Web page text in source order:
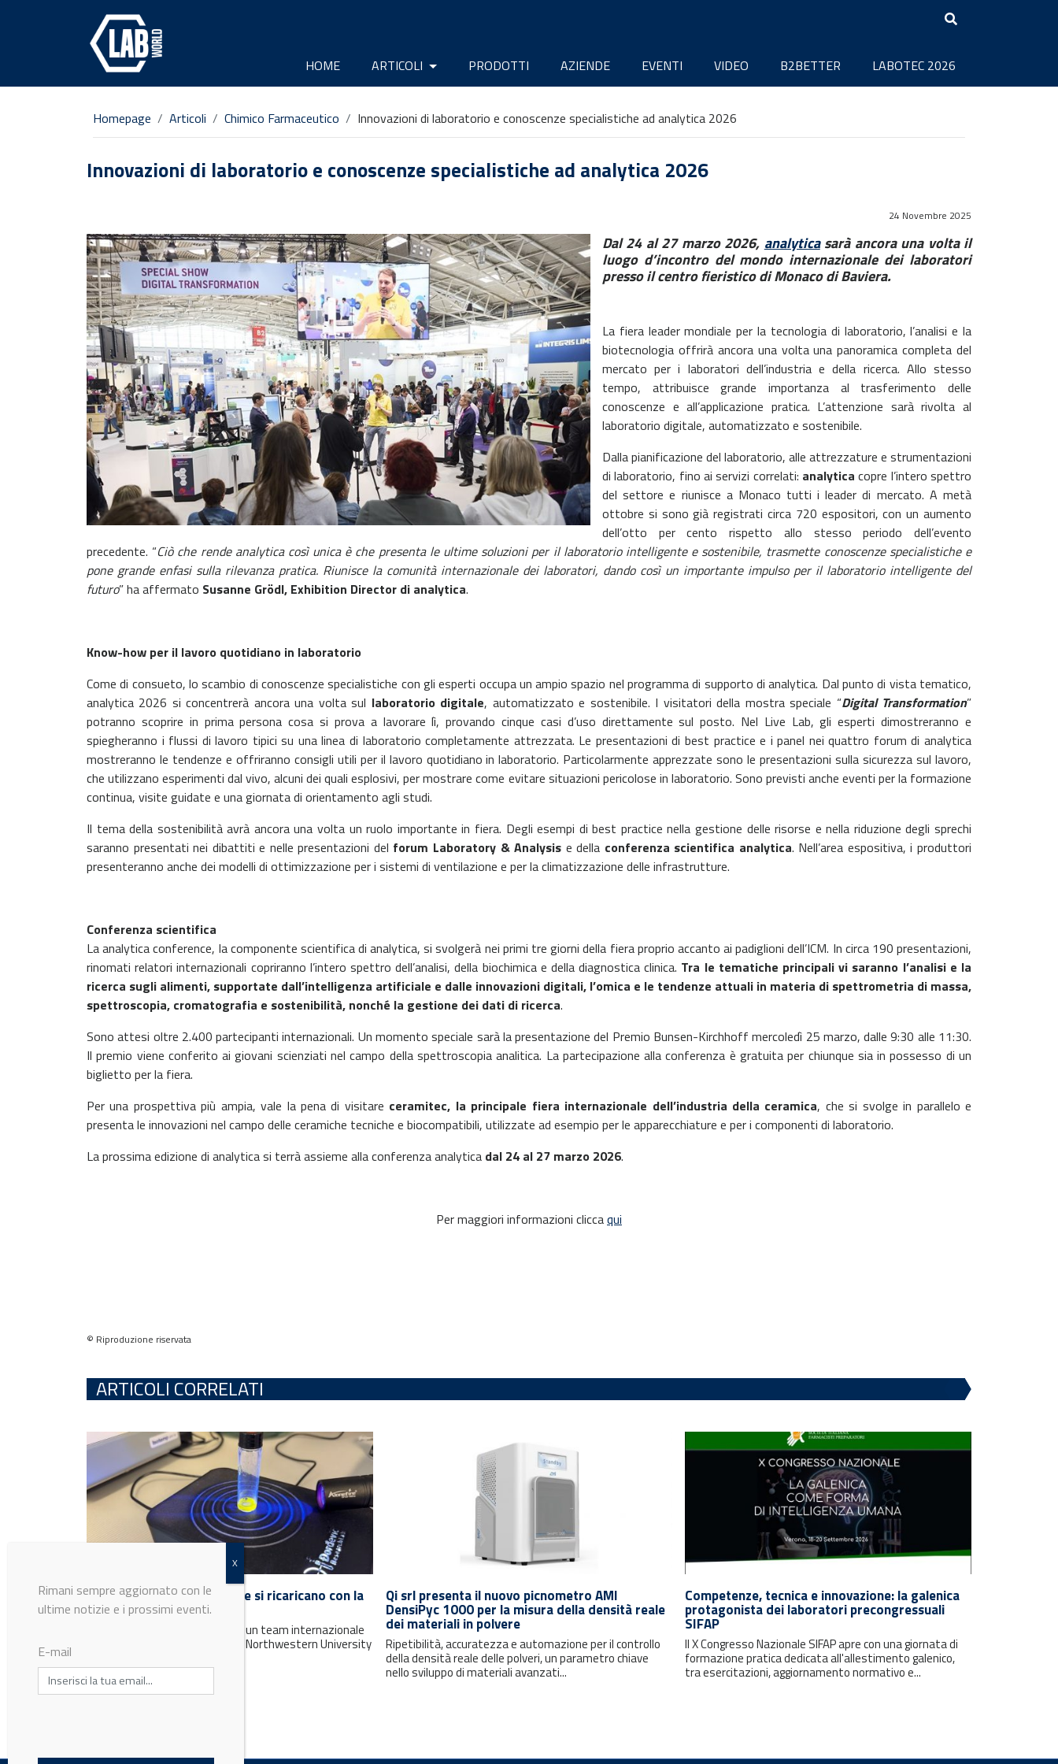
HOME ARTICOLI PRODOTTI AZIENDE EVENTI VIDEO B2BETTER LABOTEC 2026
Homepage Articoli Chimico Farmaceutico Innovazioni di laboratorio e conoscenze specialistiche ad analytica 2026
Innovazioni di laboratorio e conoscenze specialistiche ad analytica 2026
24 Novembre 2025
Dal 24 al 27 marzo 2026, analyticasarà ancora una volta il
luogo d’incontro del mondo internazionale dei laboratori
presso il centro fieristico di Monaco di Baviera.
La fiera leader mondiale per la tecnologia di laboratorio, l’analisi e la
biotecnologia offrirà ancora una volta una panoramica completa del
mercato per i laboratori dell’industria e della ricerca. Allo stesso
tempo, attribuisce grande importanza al trasferimento delle
conoscenze e all’applicazione pratica. L’attenzione sarà rivolta al
laboratorio digitale, automatizzato e sostenibile.
Dalla pianificazione del laboratorio, alle attrezzature e strumentazioni
di laboratorio, fino ai servizi correlati: analytica copre l’intero spettro
del settore e riunisce a Monaco tutti i leader di mercato. A metà
ottobre si sono già registrati circa 720 espositori, con un aumento
dell’otto per cento rispetto allo stesso periodo dell’evento
precedente. “Ciò che rende analytica così unica è che presenta le ultime soluzioni per il laboratorio intelligente e sostenibile, trasmette conoscenze specialistiche e
pone grande enfasi sulla rilevanza pratica. Riunisce la comunità internazionale dei laboratori, dando così un importante impulso per il laboratorio intelligente del
futuro” ha affermato Susanne Grödl, Exhibition Director di analytica.
Know-how per il lavoro quotidiano in laboratorio
Come di consueto, lo scambio di conoscenze specialistiche con gli esperti occupa un ampio spazio nel programma di supporto di analytica. Dal punto di vista tematico,
analytica 2026 si concentrerà ancora una volta sul laboratorio digitale, automatizzato e sostenibile. I visitatori della mostra speciale “Digital Transformation”
potranno scoprire in prima persona cosa si prova a lavorare lì, provando cinque casi d’uso direttamente sul posto. Nel Live Lab, gli esperti dimostreranno e
spiegheranno i flussi di lavoro tipici su una linea di laboratorio completamente attrezzata. Le presentazioni di best practice e i panel nei quattro forum di analytica
mostreranno le tendenze e offriranno consigli utili per il lavoro quotidiano in laboratorio. Particolarmente apprezzate sono le presentazioni sulla sicurezza sul lavoro,
che utilizzano esperimenti dal vivo, alcuni dei quali esplosivi, per mostrare come evitare situazioni pericolose in laboratorio. Sono previsti anche eventi per la formazione
continua, visite guidate e una giornata di orientamento agli studi.
Il tema della sostenibilità avrà ancora una volta un ruolo importante in fiera. Degli esempi di best practice nella gestione delle risorse e nella riduzione degli sprechi
saranno presentati nei dibattiti e nelle presentazioni del forum Laboratory & Analysis e della conferenza scientifica analytica. Nell’area espositiva, i produttori
presenteranno anche dei modelli di ottimizzazione per i sistemi di ventilazione e per la climatizzazione delle infrastrutture.
Conferenza scientifica
La analytica conference, la componente scientifica di analytica, si svolgerà nei primi tre giorni della fiera proprio accanto ai padiglioni dell’ICM. In circa 190 presentazioni,
rinomati relatori internazionali copriranno l’intero spettro dell’analisi, della biochimica e della diagnostica clinica. Tra le tematiche principali vi saranno l’analisi e la
ricerca sugli alimenti, supportate dall’intelligenza artificiale e dalle innovazioni digitali, l’omica e le tendenze attuali in materia di spettrometria di massa,
spettroscopia, cromatografia e sostenibilità, nonché la gestione dei dati di ricerca.
Sono attesi oltre 2.400 partecipanti internazionali. Un momento speciale sarà la presentazione del Premio Bunsen-Kirchhoff mercoledì 25 marzo, dalle 9:30 alle 11:30.
Il premio viene conferito ai giovani scienziati nel campo della spettroscopia analitica. La partecipazione alla conferenza è gratuita per chiunque sia in possesso di un
biglietto per la fiera.
Per una prospettiva più ampia, vale la pena di visitare ceramitec, la principale fiera internazionale dell’industria della ceramica, che si svolge in parallelo e
presenta le innovazioni nel campo delle ceramiche tecniche e biocompatibili, utilizzate ad esempio per le apparecchiature e per i componenti di laboratorio.
La prossima edizione di analytica si terrà assieme alla conferenza analytica dal 24 al 27 marzo 2026.
Per maggiori informazioni cliccaqui
© Riproduzione riservata
ARTICOLI CORRELATI
Nuovi materiali organici che si ricaricano con la
luce
Pubblicato su Chem lo studio di un team internazionale
dell’Università di Padova e della Northwestern University
Qi srl presenta il nuovo picnometro AMI
DensiPyc 1000 per la misura della densità reale
dei materiali in polvere
Ripetibilità, accuratezza e automazione per il controllo
della densità reale delle polveri, un parametro chiave
nello sviluppo di materiali avanzati...
Competenze, tecnica e innovazione: la galenica
protagonista dei laboratori precongressuali
SIFAP
Il X Congresso Nazionale SIFAP apre con una giornata di
formazione pratica dedicata all'allestimento galenico,
tra esercitazioni, aggiornamento normativo e...
Rimani sempre aggiornato con le
ultime notizie e i prossimi eventi.
E-mail